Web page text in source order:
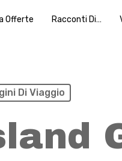
Offerte Racconti Di…
Di Viaggio